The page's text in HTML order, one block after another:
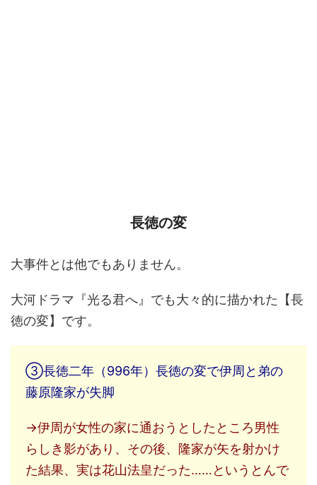
長徳の変
大事件とは他でもありません。
大河ドラマ『光る君へ』でも大々的に描かれた【長
徳の変】です。
③長徳二年（996年）長徳の変で伊周と弟の
藤原隆家が失脚
→伊周が女性の家に通おうとしたところ男性
らしき影があり、その後、隆家が矢を射かけ
た結果、実は花山法皇だった……というとんで